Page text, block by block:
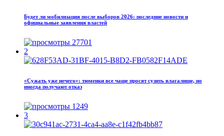
Будет ли мобилизация после выборов 2026: последние новости и
официальные заявления властей
27701
2
«Сужать уже нечего»: тюменки все чаще просят сузить влагалище, но
иногда получают отказ
1249
3